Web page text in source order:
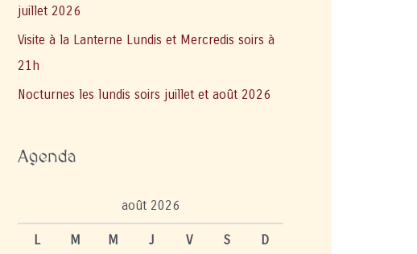
juillet 2026
Visite à la Lanterne Lundis et Mercredis soirs à
21h
Nocturnes les lundis soirs juillet et août 2026
Agenda
août 2026
L M M J V S D